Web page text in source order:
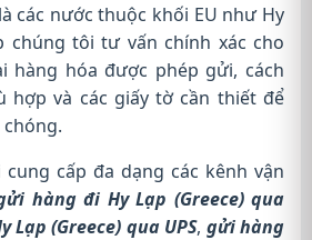
các nước thuộc khối EU như Hy
chúng tôi tư vấn chính xác cho
hàng hóa được phép gửi, cách
hợp và các giấy tờ cần thiết để
cấp đa dạng các kênh vận
hàng đi Hy Lạp (Greece) qua
Lạp (Greece) qua UPS, gửi hàng